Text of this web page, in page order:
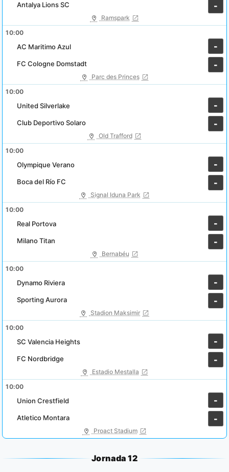
-
Antalya Lions SC
Ramspark
10:00
AC Maritimo Azul
-
-
FC Cologne Domstadt
Parc des Princes
10:00
United Silverlake
-
-
Club Deportivo Solaro
Old Trafford
10:00
Olympique Verano
-
-
Boca del Río FC
Signal Iduna Park
10:00
Real Portova
-
-
Milano Titan
Bernabéu
10:00
Dynamo Riviera
-
-
Sporting Aurora
Stadion Maksimir
10:00
SC Valencia Heights
-
-
FC Nordbridge
Estadio Mestalla
10:00
Union Crestfield
-
-
Atletico Montara
Proact Stadium
Jornada 12